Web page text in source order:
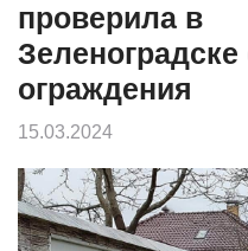
проверила в
ограждения
15.03.2024